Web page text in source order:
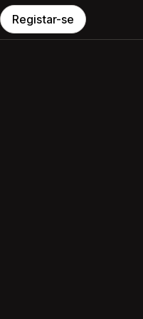
Registar-se